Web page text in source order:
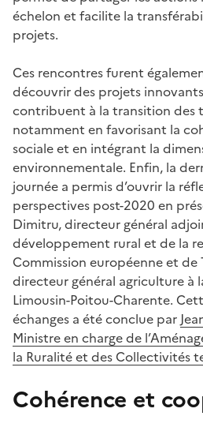
échelon et facilite la
projets.
Ces rencontres furent
découvrir des projets
contribuent à la transition des
notamment en favorisant la
sociale et en intégrant la
environnementale. Enfin, la
journée a permis d’ouvrir la
perspectives post-2020 en
Dimitru, directeur général
développement rural et de la
Commission européenne et de
directeur général agriculture à
Limousin-Poitou-Charente.
échanges a été conclue par
Ministre en charge de
la Ruralité et des Collectivités
Cohérence et